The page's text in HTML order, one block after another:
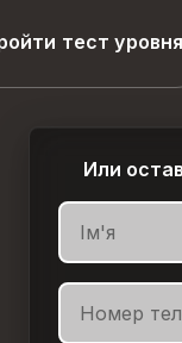
тест уровня
Или